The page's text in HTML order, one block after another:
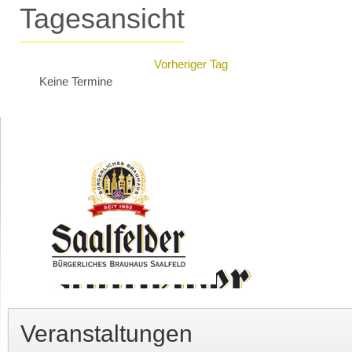
Tagesansicht
Vorheriger Tag
Keine Termine
Veranstaltungen